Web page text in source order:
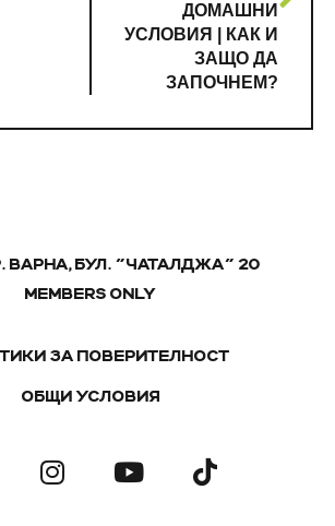
ДОМАШНИ
УСЛОВИЯ | КАК И
ЗАЩО ДА
ЗАПОЧНЕМ?
ВАРНА, БУЛ. "ЧАТАЛДЖА" 20
MEMBERS ONLY
ЗА ПОВЕРИТЕЛНОСТ
ОБЩИ УСЛОВИЯ